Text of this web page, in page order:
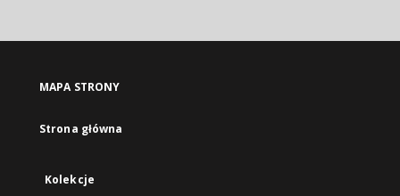
MAPA STRONY
Strona główna
Kolekcje